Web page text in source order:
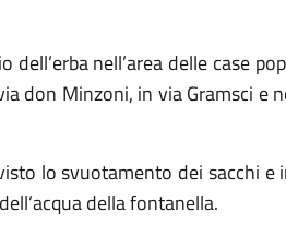
nell’area delle case
don Minzoni, in via Gramsci e
lo svuotamento dei sacchi e
della fontanella.